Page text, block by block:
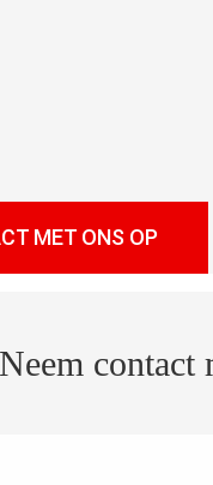
MET ONS OP
contact